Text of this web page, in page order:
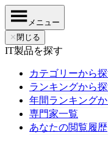
メニュー
✕ 閉じる
IT製品を探す
カテゴリーから
ランキングから
年間ランキング
専門家一覧
あなたの閲覧履歴